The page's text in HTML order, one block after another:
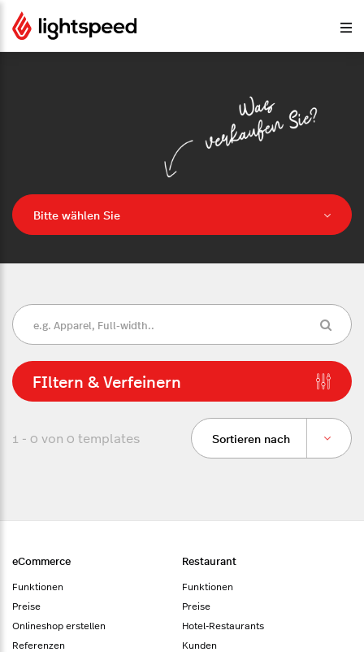
Bitte wählen Sie
1 - 0 von 0 templates Sortieren nach
FIltern & Verfeinern
eCommerce
Funktionen
Preise
Onlineshop erstellen
Referenzen
Restaurant
Funktionen
Preise
Hotel-Restaurants
Kunden